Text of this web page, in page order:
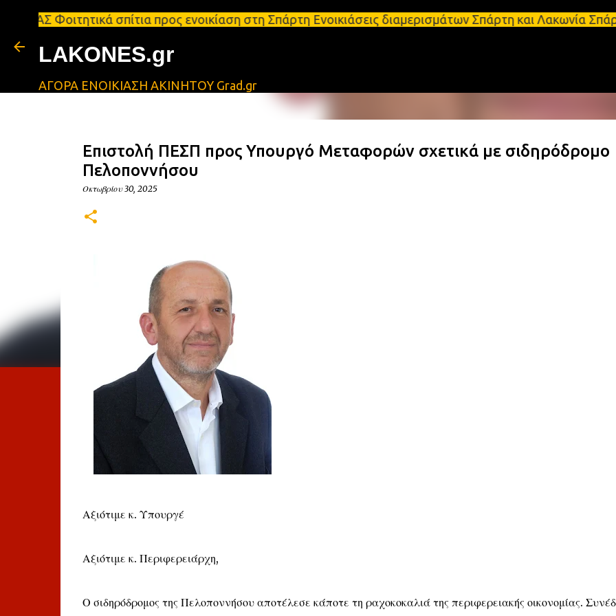
Μετάβαση στο κύριο περιεχόμενο
σπίτια προς ενοικίαση στη Σπάρτη Ενοικιάσεις διαμερισμάτων Σπάρτη και Λακωνία Σπάρτη -
LAKONES.gr
ΑΓΟΡΑ ΕΝΟΙΚΙΑΣΗ ΑΚΙΝΗΤΟΥ Grad.gr
Επιστολή ΠΕΣΠ προς Υπουργό Μεταφορών σχετικά με σιδηρόδρομο
Πελοποννήσου
Οκτωβρίου 30, 2025
Αξιότιμε κ. Υπουργέ
Αξιότιμε κ. Περιφερειάρχη,
Ο σιδηρόδρομος της Πελοποννήσου αποτέλεσε κάποτε τη ραχοκοκαλιά της περιφερειακής οικονομίας.